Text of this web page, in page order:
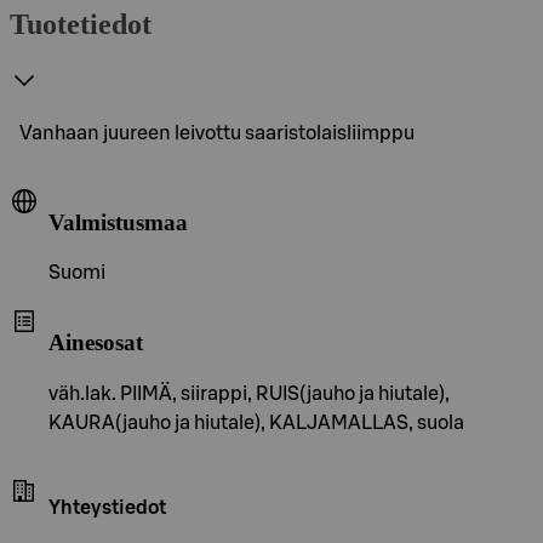
Tuotetiedot
Vanhaan juureen leivottu saaristolaisliimppu
Valmistusmaa
Suomi
Ainesosat
väh.lak. PIIMÄ, siirappi, RUIS(jauho ja hiutale),
KAURA(jauho ja hiutale), KALJAMALLAS, suola
Yhteystiedot